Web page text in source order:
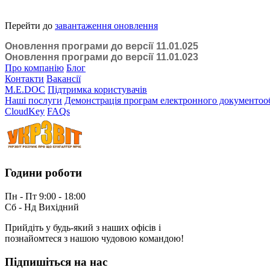
Перейти до завантаження оновлення
Оновлення програми до версії 11.01.025
Оновлення програми до версії 11.01.023
Про компанію Блог
Контакти Вакансії
M.E.DOC Підтримка користувачів
Наші послуги Демонстрація програм електронного
CloudKey FAQs
Години роботи
Пн - Пт 9:00 - 18:00
Сб - Нд Вихідний
Прийдіть у будь-який з наших офісів і
познайомтеся з нашою чудовою командою!
Підпишіться на нас